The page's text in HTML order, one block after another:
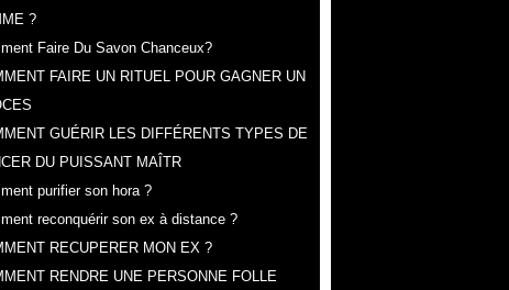
?
Faire Du Savon Chanceux?
FAIRE UN RITUEL POUR GAGNER UN
GUÉRIR LES DIFFÉRENTS TYPES DE
DU PUISSANT MAÎTR
purifier son hora ?
reconquérir son ex à distance ?
RECUPERER MON EX ?
RENDRE UNE PERSONNE FOLLE